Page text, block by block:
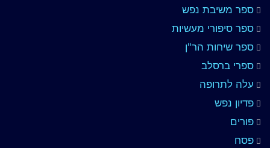
ספר משיבת נפש
ספר סיפורי מעשיות
ספר שיחות הר"ן
ספרי ברסלב
עלה לתרופה
פדיון נפש
פורים
פסח